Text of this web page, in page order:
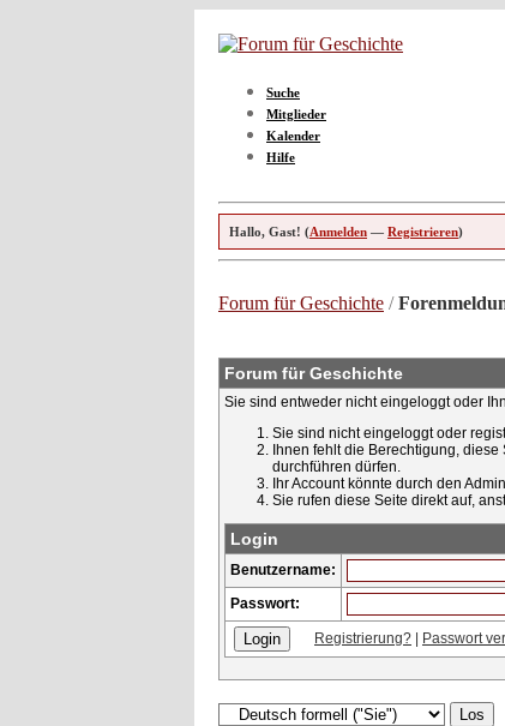
Suche
Mitglieder
Kalender
Hilfe
Hallo, Gast! (Anmelden — Registrieren)
Forum für Geschichte /
Forum für Geschichte
Sie sind entweder nicht eingeloggt oder
Sie sind nicht eingeloggt oder
Ihnen fehlt die Berechtigung,
durchführen dürfen.
Ihr Account könnte durch den
Sie rufen diese Seite direkt auf,
Login
Benutzername:
Passwort:
Registrierung? Passwort